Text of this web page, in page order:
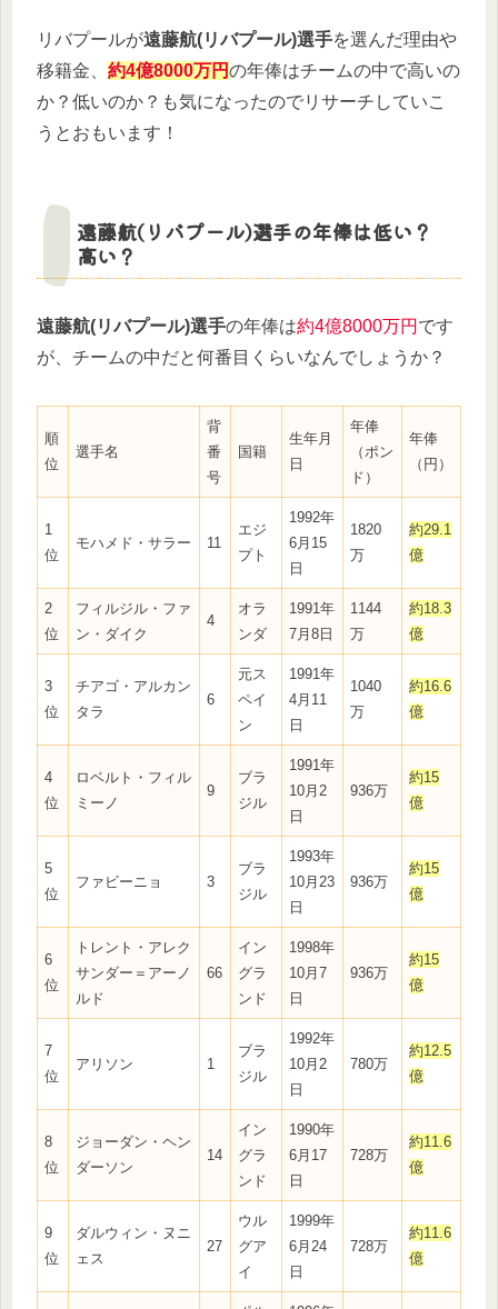
リバプールが遠藤航(リバプール)選手を選んだ理由や
移籍金、 約4億8000万円の年俸はチームの中で高いの
か？低いのか？も気になったのでリサーチしていこ
うとおもいます！
遠藤航(リバプール)選手の年俸は低い？
高い？
遠藤航(リバプール)選手の年俸は約4億8000万円 です
が、チームの中だと何番目くらいなんでしょうか？
順
位
選手名
背
番
号
国籍
生年月
日
年俸
（ポン
ド）
年俸
（円）
1
位
モハメド・サラー 11
エジ
プト
1992年
6月15
日
1820
万
約29.1
億
2
位
フィルジル・ファ
ン・ダイク
4
オラ
ンダ
1991年
7月8日
1144
万
約18.3
億
3
位
チアゴ・アルカン
タラ
6
元ス
ペイ
ン
1991年
4月11
日
1040
万
約16.6
億
4
位
ロベルト・フィル
ミーノ
9
ブラ
ジル
1991年
10月2
日
936万
約15
億
5
位
ファビーニョ 3
ブラ
ジル
1993年
10月23
日
936万
約15
億
6
位
トレント・アレク
サンダー＝アーノ
ルド
66
イン
グラ
ンド
1998年
10月7
日
936万
約15
億
7
位
アリソン 1
ブラ
ジル
1992年
10月2
日
780万
約12.5
億
8
位
ジョーダン・ヘン
ダーソン
14
イン
グラ
ンド
1990年
6月17
日
728万
約11.6
億
9
位
ダルウィン・ヌニ
ェス
27
ウル
グア
イ
1999年
6月24
日
728万
約11.6
億